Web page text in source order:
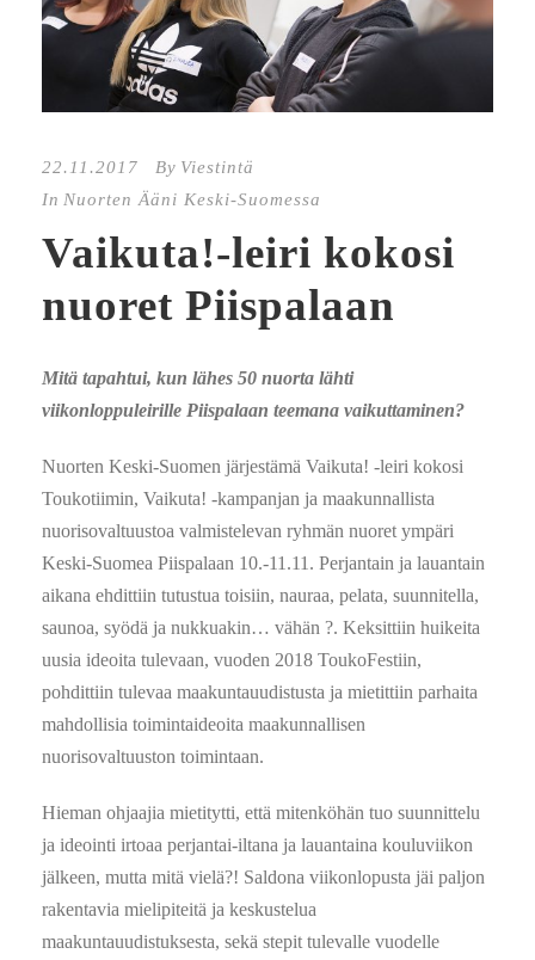
22.11.2017 By Viestintä
In Nuorten Ääni Keski-Suomessa
Vaikuta!-leiri kokosi
nuoret Piispalaan
Mitä tapahtui, kun lähes 50 nuorta lähti
viikonloppuleirille Piispalaan teemana vaikuttaminen?
Nuorten Keski-Suomen järjestämä Vaikuta! -leiri kokosi
Toukotiimin, Vaikuta! -kampanjan ja maakunnallista
nuorisovaltuustoa valmistelevan ryhmän nuoret ympäri
Keski-Suomea Piispalaan 10.-11.11. Perjantain ja lauantain
aikana ehdittiin tutustua toisiin, nauraa, pelata, suunnitella,
saunoa, syödä ja nukkuakin… vähän ?. Keksittiin huikeita
uusia ideoita tulevaan, vuoden 2018 ToukoFestiin,
pohdittiin tulevaa maakuntauudistusta ja mietittiin parhaita
mahdollisia toimintaideoita maakunnallisen
nuorisovaltuuston toimintaan.
Hieman ohjaajia mietitytti, että mitenköhän tuo suunnittelu
ja ideointi irtoaa perjantai-iltana ja lauantaina kouluviikon
jälkeen, mutta mitä vielä?! Saldona viikonlopusta jäi paljon
rakentavia mielipiteitä ja keskustelua
maakuntauudistuksesta, sekä stepit tulevalle vuodelle